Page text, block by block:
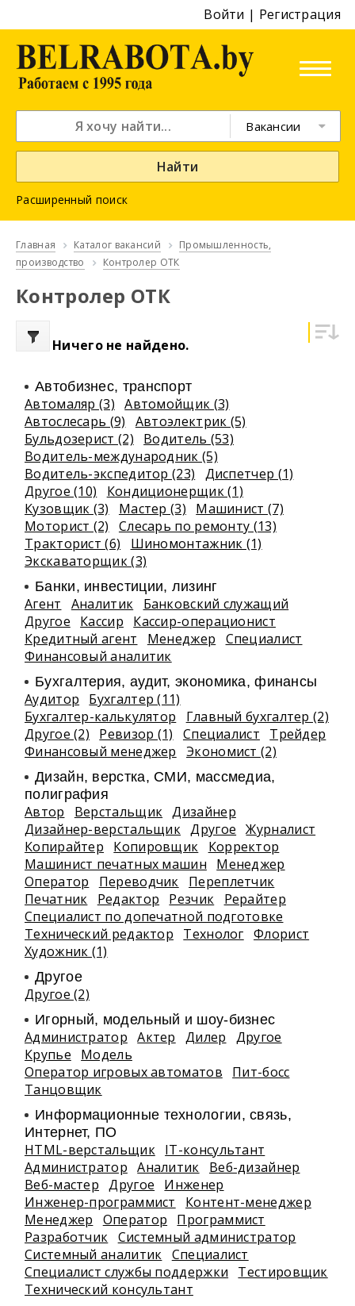
Войти | Регистрация
Вакансии
Найти
Расширенный поиск
Главная Каталог вакансий
Промышленность,
производство
Контролер ОТК
Контролер ОТК
Ничего не найдено.
Автобизнес, транспорт
Автомаляр (3)
Автомойщик (3)
Автослесарь (9)
Автоэлектрик (5)
Бульдозерист (2)
Водитель (53)
Водитель-международник (5)
Водитель-экспедитор (23)
Диспетчер (1)
Другое (10)
Кондиционерщик (1)
Кузовщик (3)
Мастер (3)
Машинист (7)
Моторист (2)
Слесарь по ремонту (13)
Тракторист (6)
Шиномонтажник (1)
Экскаваторщик (3)
Банки, инвестиции, лизинг
Агент Аналитик
Банковский служащий
Другое
Кассир
Кассир-операционист
Кредитный агент
Менеджер
Специалист
Финансовый аналитик
Бухгалтерия, аудит, экономика, финансы
Аудитор
Бухгалтер (11)
Бухгалтер-калькулятор
Главный бухгалтер (2)
Другое (2)
Ревизор (1) Специалист
Трейдер
Финансовый менеджер
Экономист (2)
Дизайн, верстка, СМИ, массмедиа,
полиграфия
Автор Верстальщик Дизайнер
Дизайнер-верстальщик Другое
Журналист
Копирайтер
Копировщик
Корректор
Машинист печатных машин
Менеджер
Оператор
Переводчик
Переплетчик
Печатник
Редактор Резчик
Рерайтер
Специалист по допечатной подготовке
Технический редактор
Технолог Флорист
Художник (1)
Другое
Другое (2)
Игорный, модельный и шоу-бизнес
Администратор Актер Дилер
Другое
Крупье
Модель
Оператор игровых автоматов
Пит-босс
Танцовщик
Информационные технологии, связь,
Интернет, ПО
HTML-верстальщик IT-консультант
Администратор
Аналитик
Веб-дизайнер
Веб-мастер
Другое
Инженер
Инженер-программист
Контент-менеджер
Менеджер
Оператор
Программист
Разработчик Системный администратор
Системный аналитик Специалист
Специалист службы поддержки
Тестировщик
Технический консультант